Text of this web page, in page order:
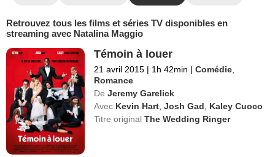
Retrouvez tous les films et séries TV disponibles en
streaming avec Natalina Maggio
Témoin à louer
21 avril 2015 | 1h 42min | Comédie
Romance
De Jeremy Garelick
Avec Kevin Hart ,Josh Gad
Kaley Cuoco
Titre originalThe Wedding Ringer